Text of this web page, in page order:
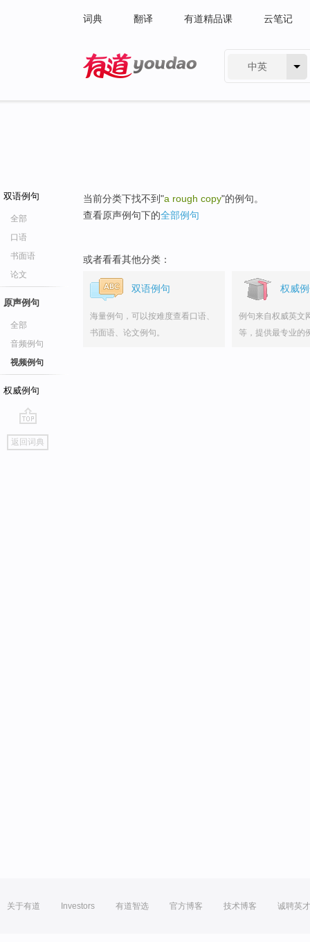
词典 翻译 有道精品课 云笔记
中英
双语例句
全部
口语
书面语
论文
原声例句
全部
音频例句
视频例句
权威例句
go
top
返回词典
当前分类下找不到"a rough copy"的例句。
查看原声例句下的全部例句
或者看看其他分类：
双语例句
海量例句，可以按难度查看口语、
书面语、论文例句。
权威
例句来自权威英文
等，提供最专业的
关于有道 Investors 有道智选 官方博客 技术博客 诚聘英才